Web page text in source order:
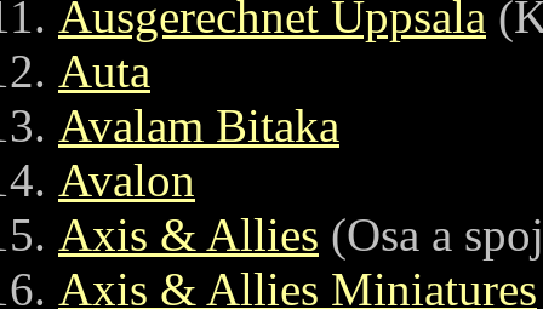
Ausgerechnet Uppsala
Auta
Avalam Bitaka
Avalon
Axis & Allies (Osa a
Axis & Allies Miniatures